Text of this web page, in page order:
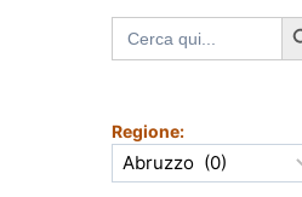
Search
for:
Regione: